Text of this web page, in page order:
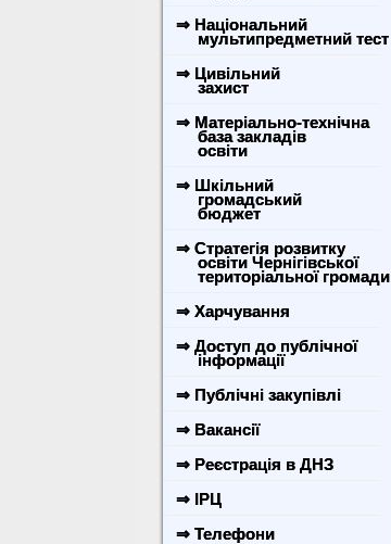
⇒ Національний
мультипредметний тест
⇒ Цивільний
захист
⇒ Матеріально-технічна
база закладів
освіти
⇒ Шкільний
громадський
бюджет
⇒ Стратегія розвитку
освіти Чернігівської
територіальної громади
⇒ Харчування
⇒ Доступ до публічної
інформації
⇒ Публічні закупівлі
⇒ Вакансії
⇒ Реєстрація в ДНЗ
⇒ ІРЦ
⇒ Телефони